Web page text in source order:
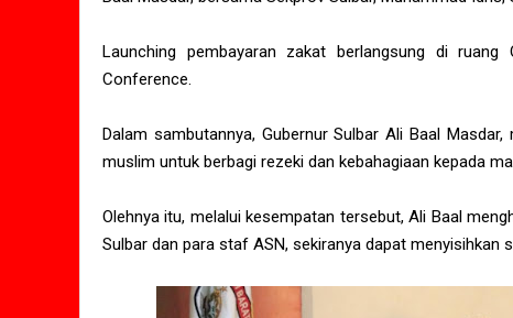
Launching pembayaran zakat berlangsung di
Conference.
Dalam sambutannya, Gubernur Sulbar Ali Baal
muslim untuk berbagi rezeki dan kebahagiaan kepada
Olehnya itu, melalui kesempatan tersebut, Ali Baal
Sulbar dan para staf ASN, sekiranya dapat menyisihkan